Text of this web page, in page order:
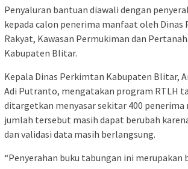
Penyaluran bantuan diawali dengan
kepada calon penerima manfaat oleh Dinas
Rakyat, Kawasan Permukiman dan
Kabupaten Blitar.
Kepala Dinas Perkimtan Kabupaten Blitar,
Adi Putranto, mengatakan program RTLH
ditargetkan menyasar sekitar 400 penerima
jumlah tersebut masih dapat berubah
dan validasi data masih berlangsung.
“Penyerahan buku tabungan ini merupakan